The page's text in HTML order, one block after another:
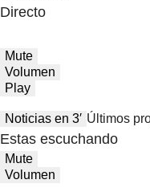
Directo
Mute
Volumen
Play
Noticias en 3′ Últimos
Estas escuchando
Mute
Volumen